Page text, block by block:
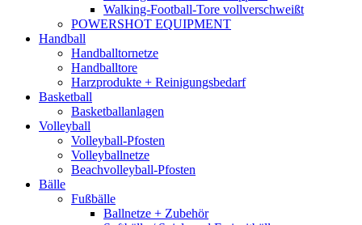
Walking-Football-Tore vollverschweißt
POWERSHOT EQUIPMENT
Handball
Handballtornetze
Handballtore
Harzprodukte + Reinigungsbedarf
Basketball
Basketballanlagen
Volleyball
Volleyball-Pfosten
Volleyballnetze
Beachvolleyball-Pfosten
Bälle
Fußbälle
Ballnetze + Zubehör